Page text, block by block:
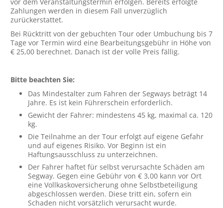
Zahlungen werden in diesem Fall unverzüglich
zurückerstattet.
Bei Rücktritt von der gebuchten Tour oder Umbuchung bis 7
Tage vor Termin wird eine Bearbeitungsgebühr in Höhe von
€ 25,00 berechnet. Danach ist der volle Preis fällig.
Bitte beachten Sie:
Das Mindestalter zum Fahren der Segways beträgt 14
Jahre. Es ist kein Führerschein erforderlich.
Gewicht der Fahrer: mindestens 45 kg, maximal ca. 120
kg.
Die Teilnahme an der Tour erfolgt auf eigene Gefahr
und auf eigenes Risiko. Vor Beginn ist ein
Haftungsausschluss zu unterzeichnen.
Der Fahrer haftet für selbst verursachte Schäden am
Segway. Gegen eine Gebühr von € 3,00 kann vor Ort
eine Vollkaskoversicherung ohne Selbstbeteiligung
abgeschlossen werden. Diese tritt ein, sofern ein
Schaden nicht vorsätzlich verursacht wurde.